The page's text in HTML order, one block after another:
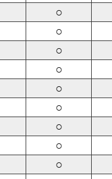
○
○
○
○
○
○
○
○
○